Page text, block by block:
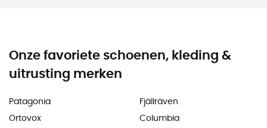
Onze favoriete schoenen, kleding &
uitrusting merken
Patagonia
Ortovox
Fjällräven
Columbia